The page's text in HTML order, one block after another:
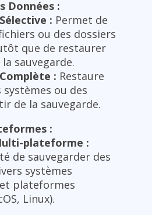
Données :
: Permet de
ou des dossiers
que de restaurer
sauvegarde.
: Restaure
systèmes ou des
de la sauvegarde.
:
plateforme :
de sauvegarder des
systèmes
plateformes
Linux).